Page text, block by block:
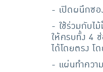
- เปิดผนึกซอ
- ใช้ร่วมกับไ
ให้ครบทั้ง 4
ได้โดยตรง โ
- แผ่นทำควา